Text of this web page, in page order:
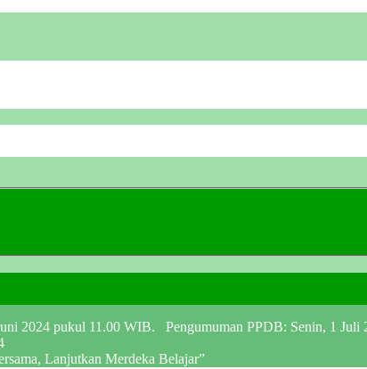
2024 pukul 11.00 WIB. Pengumuman PPDB: Senin, 1 Juli
Lanjutkan Merdeka Belajar”